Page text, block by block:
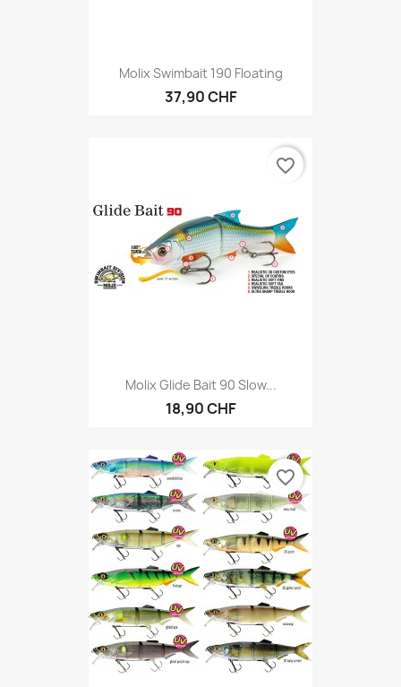
Molix Swimbait 190 Floating
37,90 CHF
Molix Glide Bait 90 Slow...
18,90 CHF
favorite_border
favorite_border